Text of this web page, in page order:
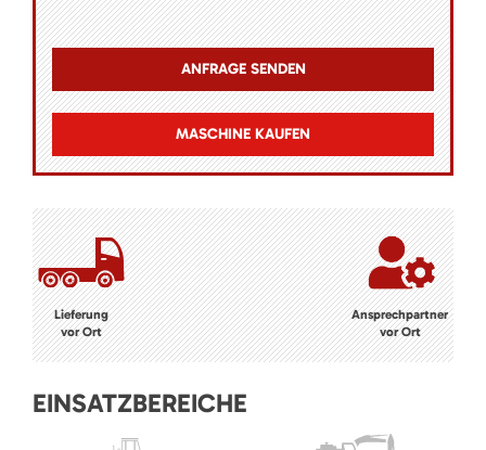
MASCHINE KAUFEN
Lieferung
vor Ort
Ansprechpartner
vor Ort
EINSATZBEREICHE